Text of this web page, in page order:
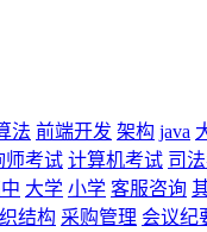
法 前端开发 架构 java
师考试 计算机考试 司
大学 小学 客服咨询
结构 采购管理 会议纪